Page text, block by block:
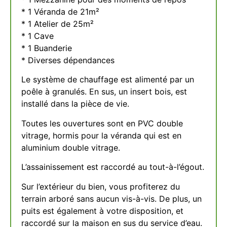
* 1 Véranda de 21m²
* 1 Atelier de 25m²
* 1 Cave
* 1 Buanderie
* Diverses dépendances
Le système de chauffage est alimenté par un
poêle à granulés. En sus, un insert bois, est
installé dans la pièce de vie.
Toutes les ouvertures sont en PVC double
vitrage, hormis pour la véranda qui est en
aluminium double vitrage.
L’assainissement est raccordé au tout-à-l’égout.
Sur l’extérieur du bien, vous profiterez du
terrain arboré sans aucun vis-à-vis. De plus, un
puits est également à votre disposition, et
raccordé sur la maison en sus du service d’eau.